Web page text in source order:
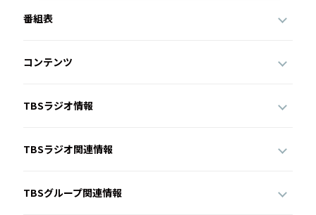
番組表
コンテンツ
TBSラジオ情報
TBSラジオ関連情報
TBSグループ関連情報